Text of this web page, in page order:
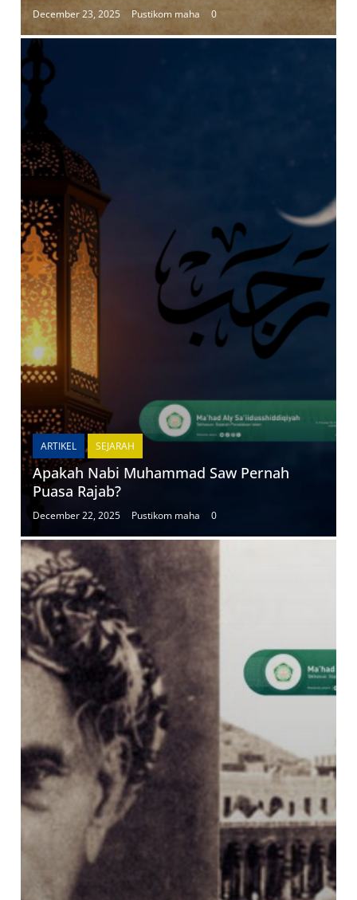
December 23, 2025 Pustikom maha 0
ARTIKEL SEJARAH
Apakah Nabi Muhammad Saw Pernah
Puasa Rajab?
December 22, 2025 Pustikom maha 0